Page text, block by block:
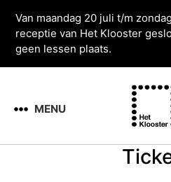
Van maandag 20 juli t/m
receptie van Het Klooster
geen lessen plaats.
MENU